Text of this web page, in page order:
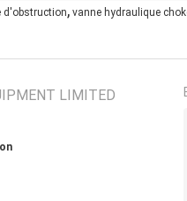
d'obstruction, vanne hydraulique
LIMITED